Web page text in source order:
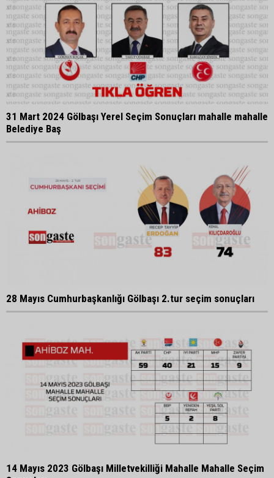
31 Mart 2024 Gölbaşı Yerel Seçim Sonuçları mahalle mahalle
Belediye Baş
28 Mayıs Cumhurbaşkanlığı Gölbaşı 2.tur seçim sonuçları
14 Mayıs 2023 Gölbaşı Milletvekilliği Mahalle Mahalle Seçim